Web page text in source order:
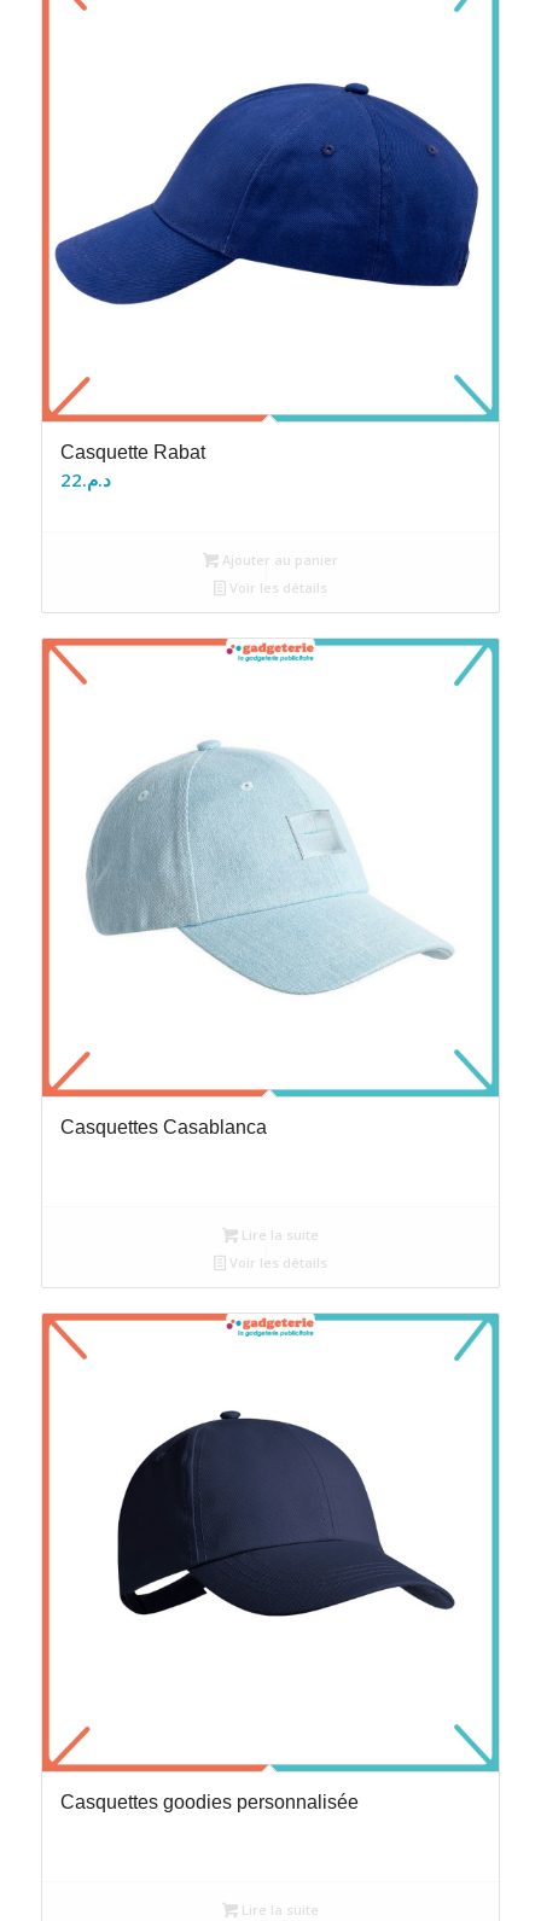
Casquette Rabat
د.م.22
Ajouter au panier
Voir les détails
Casquettes Casablanca
Lire la suite
Voir les détails
Casquettes goodies personnalisée
Lire la suite